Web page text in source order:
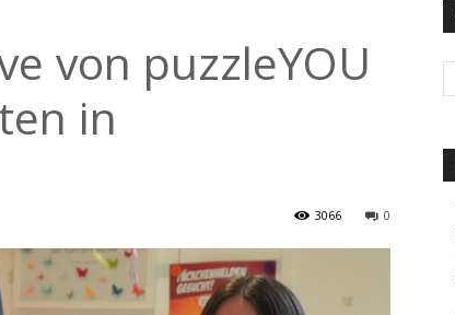
von puzzleYOU
in
0
3066